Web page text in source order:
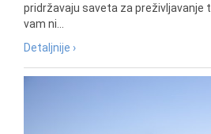
pridržavaju saveta za preživljavanje
vam ni...
Detaljnije ›